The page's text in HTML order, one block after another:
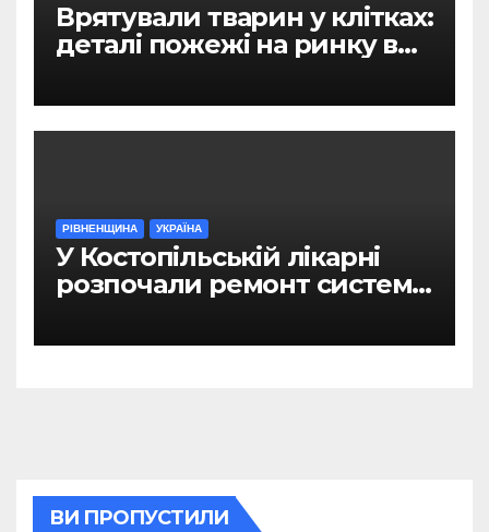
Врятували тварин у клітках:
деталі пожежі на ринку в
РІВНЕНЩИНА УКРАЇНА
У Костопільській лікарні
розпочали ремонт системи
ВИ ПРОПУСТИЛИ